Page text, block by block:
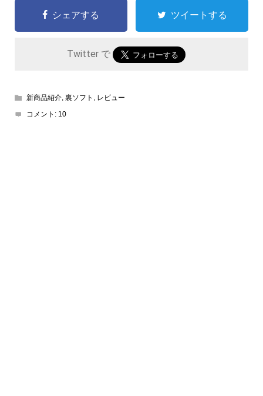
シェアする ツイートする
Twitter で
新商品紹介, 裏ソフト , レビュー
コメント: 10